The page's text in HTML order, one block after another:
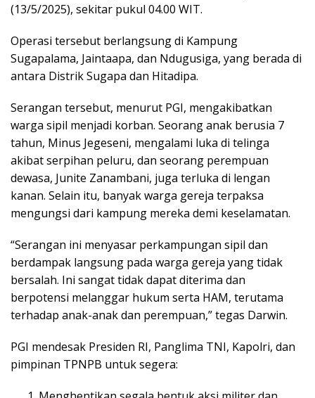
(13/5/2025), sekitar pukul 04.00 WIT.
Operasi tersebut berlangsung di Kampung
Sugapalama, Jaintaapa, dan Ndugusiga, yang berada di
antara Distrik Sugapa dan Hitadipa.
Serangan tersebut, menurut PGI, mengakibatkan
warga sipil menjadi korban. Seorang anak berusia 7
tahun, Minus Jegeseni, mengalami luka di telinga
akibat serpihan peluru, dan seorang perempuan
dewasa, Junite Zanambani, juga terluka di lengan
kanan. Selain itu, banyak warga gereja terpaksa
mengungsi dari kampung mereka demi keselamatan.
“Serangan ini menyasar perkampungan sipil dan
berdampak langsung pada warga gereja yang tidak
bersalah. Ini sangat tidak dapat diterima dan
berpotensi melanggar hukum serta HAM, terutama
terhadap anak-anak dan perempuan,” tegas Darwin.
PGI mendesak Presiden RI, Panglima TNI, Kapolri, dan
pimpinan TPNPB untuk segera: